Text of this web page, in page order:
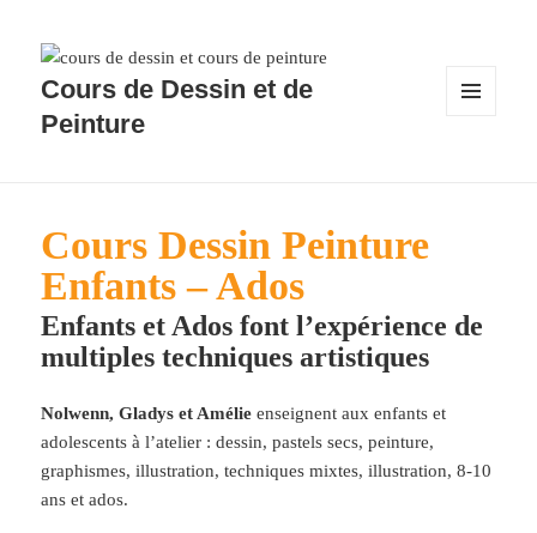
Cours de Dessin et de
Peinture
Cours Dessin Peinture
Enfants – Ados
Enfants et Ados font l’expérience de
multiples techniques artistiques
Nolwenn, Gladys et Amélie enseignent aux enfants et
adolescents à l’atelier : dessin, pastels secs, peinture,
graphismes, illustration, techniques mixtes, illustration, 8-10
ans et ados.